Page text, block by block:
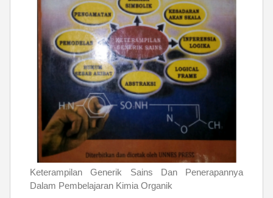
Keterampilan Generik Sains Dan Penerapannya
Dalam Pembelajaran Kimia Organik